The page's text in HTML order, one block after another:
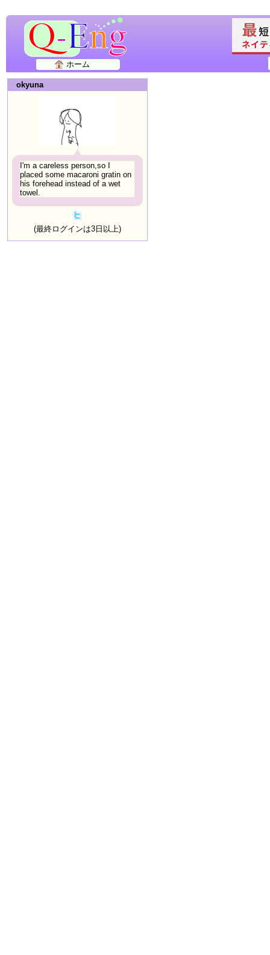
ホーム
okyuna
I'm a careless person,so I
placed some macaroni gratin on
his forehead instead of a wet
towel.
(最終ログインは3日以上)